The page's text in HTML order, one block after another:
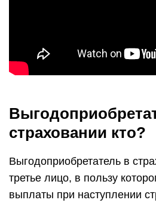
страховании кто?
Выгодоприобретатель в
третье лицо, в пользу
выплаты при наступлении